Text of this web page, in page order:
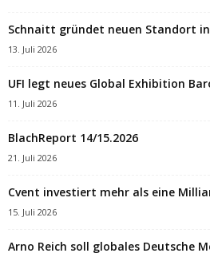
Schnaitt gründet neuen Standort
13. Juli 2026
UFI legt neues Global Exhibition
11. Juli 2026
BlachReport 14/15.2026
21. Juli 2026
Cvent investiert mehr als eine
15. Juli 2026
Arno Reich soll globales Deutsche